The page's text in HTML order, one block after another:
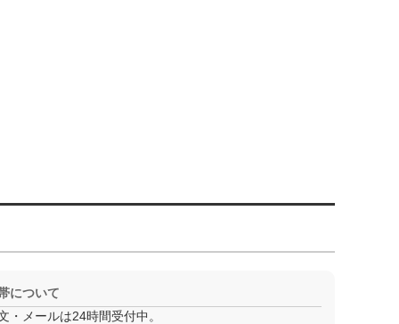
について
・メールは24時間受付中。